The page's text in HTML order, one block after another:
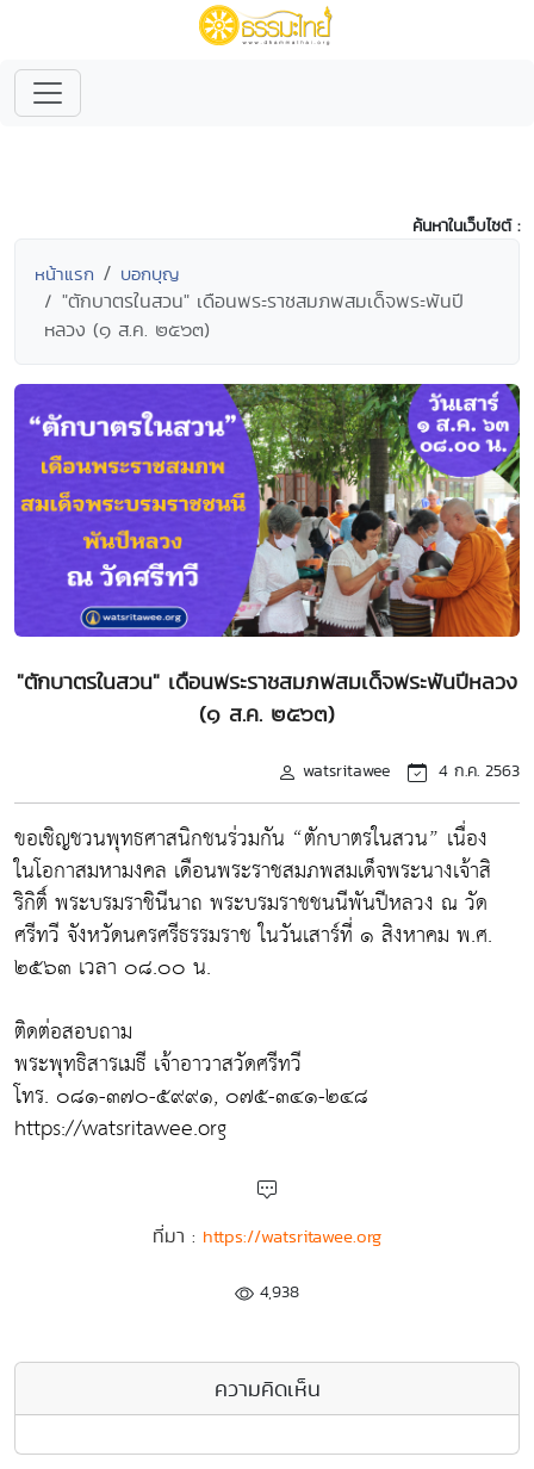
ค้นหาในเว็บไซต์ :
หน้าแรก บอกบุญ
"ตักบาตรในสวน" เดือนพระราชสมภพสมเด็จพระพันปี
หลวง (๑ ส.ค. ๒๕๖๓)
"ตักบาตรในสวน" เดือนพระราชสมภพสมเด็จพระพันปีหลวง
(๑ ส.ค. ๒๕๖๓)
watsritawee 4 ก.ค. 2563
ขอเชิญชวนพุทธศาสนิกชนร่วมกัน “ตักบาตรในสวน” เนื่อง
ในโอกาสมหามงคล เดือนพระราชสมภพสมเด็จพระนางเจ้าสิ
ริกิติ์ พระบรมราชินีนาถ พระบรมราชชนนีพันปีหลวง ณ วัด
ศรีทวี จังหวัดนครศรีธรรมราช ในวันเสาร์ที่ ๑ สิงหาคม พ.ศ.
๒๕๖๓ เวลา ๐๘.๐๐ น.
ติดต่อสอบถาม
พระพุทธิสารเมธี เจ้าอาวาสวัดศรีทวี
โทร. ๐๘๑-๓๗๐-๕๙๙๑, ๐๗๕-๓๔๑-๒๔๘
https://watsritawee.org
ที่มา : https://watsritawee.org
4,938
ความคิดเห็น